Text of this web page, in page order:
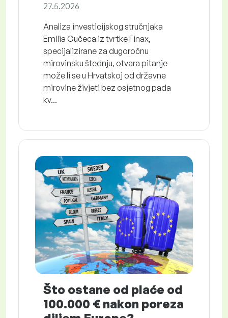
27.5.2026
Analiza investicijskog stručnjaka
Emilia Gučeca iz tvrtke Finax,
specijalizirane za dugoročnu
mirovinsku štednju, otvara pitanje
može li se u Hrvatskoj od državne
mirovine živjeti bez osjetnog pada
kv...
Što ostane od plaće od
100.000 € nakon poreza